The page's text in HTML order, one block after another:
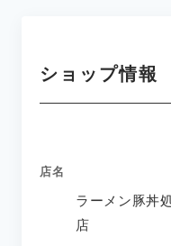
ショップ情報
店名
ラーメン豚丼
店